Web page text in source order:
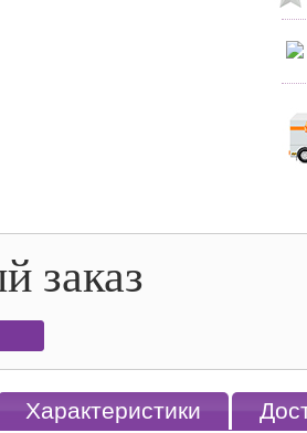
заказ
Характеристики